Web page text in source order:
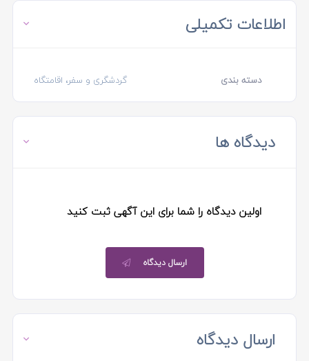
اطلاعات تکمیلی
دسته بندی گردشگری و سفر، اقامتگاه
دیدگاه ها
اولین دیدگاه را شما برای این آگهی ثبت کنید
ارسال دیدگاه
ارسال دیدگاه